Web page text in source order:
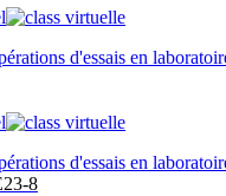
d'essais en
d'essais en
8